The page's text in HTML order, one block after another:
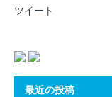
ツイート
最近の投稿